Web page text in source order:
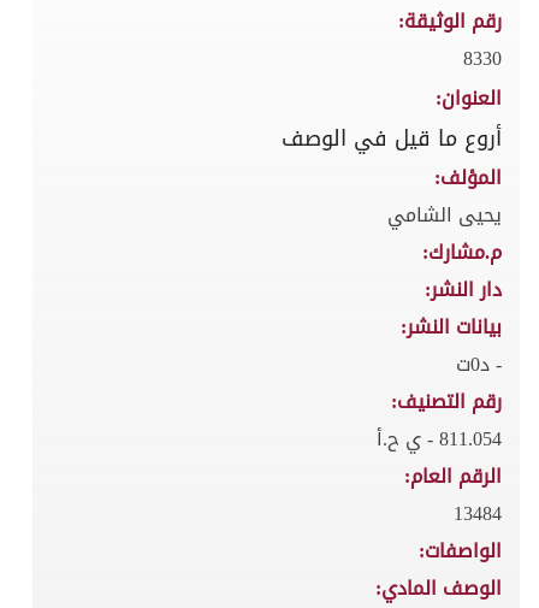
رقم الوثيقة:
8330
العنوان:
أروع ما قيل في الوصف
المؤلف:
يحيى الشامي
م.مشارك:
دار النشر:
بيانات النشر:
- د0ت
رقم التصنيف:
811.054 - ي ح.أ
الرقم العام:
13484
الواصفات:
الوصف المادي: